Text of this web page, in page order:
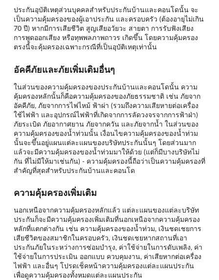
ประกันอุบัติเหตุส่วนบุคคลสำหรับประกันบ้านและคอนโดนั้น จะ
เป็นความคุ้มครองของผู้เอาประกัน และครอบครัว (ต้องอายุไม่เกิน
70 ปี) หากมีการเสียชีวิต สูญเสียอวัยวะ สายตา การรับฟังเสียง
การพูดออกเสียง หรือทุพพลภาพถาวร เกิดขึ้น โดยความคุ้มครอง
ตรงนี้จะคุ้มครองเฉพาะกรณีที่เป็นอุบัติเหตุเท่านั้น
อัคคีภัยและภัยเพิ่มเติมอื่นๆ
ในส่วนของความคุ้มครองของประกันบ้านและคอนโดนั้น ความ
คุ้มครองหลักนั้นก็คือความคุ้มครองของภัยธรรมชาติ เช่น ภัยจาก
อัคคีภัย, ภัยจากการไฟไหม้ ฟ้าผ่า (รวมถึงความเสียหายต่อเครื่อง
ใช้ไฟฟ้า และอุปกรณ์ไฟฟ้าที่เกิดจากการลัดวงจรจากการฟ้าฝ่า)
ภัยระเบิด ภัยอากาศยาน ภัยจากควัน และภัยจากน้ำ ในส่วนของ
ความคุ้มครองของน้ำท่วมนั้น เงื่อนไขความคุ้มครองของน้ำท่วม
นั้นจะขึ้นอยู่แผนแต่ละแผนของบริษัทประกันนั้นๆ โดยส่วนมาก
แล้วจะมีความคุ้มครองของน้ำท่วมมาให้ด้วย (แต่ก็มีบางบริษัทไม่
กัน ที่ไม่มีให้มาเช่นกัน) - ความคุ้มครองนี้ถือว่าเป็นความคุ้มครองที่
สำคัญที่สุดสำหรับประกันบ้านและคอนโด
ความคุ้มครองเพิ่มเติม
นอกเหนือจากความคุ้มครองหลักแล้ว แต่ละแผนของแต่ละบริษัท
ประกันก็จะมีความคุ้มครองเพิ่มเติมที่นอกเหนือจากความคุ้มครอง
หลักที่แตกต่างกัน เช่น ความคุ้มครองของน้ำท่วม, เงินชดเชยการ
เสียชีวิตของสมาชิกในครอบครัว, เงินชดเชยหากสถานที่เอา
ประกันภัยในระหว่างการซ่อมบำรุง, ค่าใช้จ่ายในการดับเพลิง, ค่า
ใช้จ่ายในการประเมิน ออกแบบ ควบคุมงาน, ค่าเสียหากต่อเครื่อง
ไฟฟ้า และอื่นๆ โปรดเช็คหน้าความคุ้มครองแต่ละแผนประกัน
เพื่อดูความคุ้มครองทั้งหมดแต่ละแผนประกัน